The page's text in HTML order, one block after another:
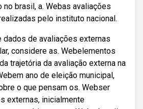
brasil, a. Webas avaliações
pelo instituto nacional.
dados de avaliações externas
considere as. Webelementos
trajetória da avaliação externa na
ano de eleição municipal,
o que pensam os. Webser
externas, inicialmente